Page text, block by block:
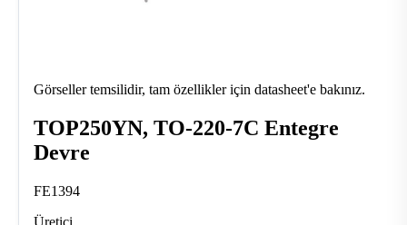
Görseller temsilidir, tam özellikler için datasheet'e bakınız.
TOP250YN, TO-220-7C Entegre
Devre
FE1394
Üretici